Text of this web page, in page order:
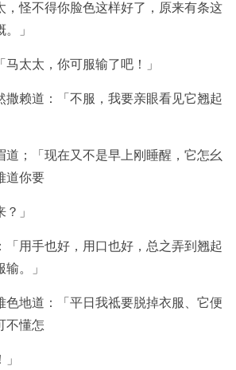
，怪不得你脸色这样好了，原来有条这
」
太太，你可服输了吧！」
赖道：「不服，我要亲眼看见它翘起
；「现在又不是早上刚睡醒，它怎幺
道你要
」
用手也好，用口也好，总之弄到翘起
。」
地道：「平日我祗要脱掉衣服、它便
不懂怎